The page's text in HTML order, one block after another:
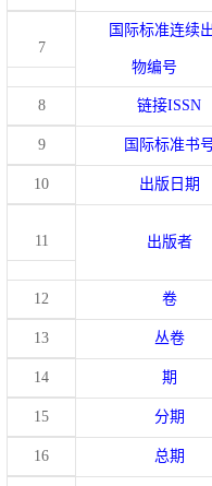
7
国际标准连续
物编号
8 链接ISSN
9 国际标准书
10 出版日期
11 出版者
12 卷
13 丛卷
14 期
15 分期
16 总期